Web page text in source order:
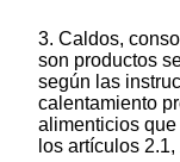
3. Caldos,
son productos
según las
calentamiento
alimenticios
los artículos 2.1,